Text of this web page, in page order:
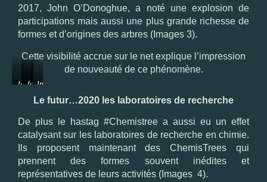
une
boite
de
par
oxydoréduction
2017, John O’Donoghue, a noté une explosion de
participations mais aussi une plus grande richesse de
formes et d’origines des arbres (Images 3).
Cette visibilité accrue sur le net explique l’impression
de nouveauté de ce phénomène.
Image
de
Noël
en
cristaux
Image
Origami
(Ecosse)
Image
conceptuel
(
Irelande)
Image
:
réalisé
dans
un
lycée
à
Lyon
Le futur…2020 les laboratoires de recherche
De plus le hastag #Chemistree a aussi eu un effet
catalysant sur les laboratoires de recherche en chimie.
Ils proposent maintenant des ChemisTrees qui
prennent des formes souvent inédites et
représentatives de leurs activités (Images 4).